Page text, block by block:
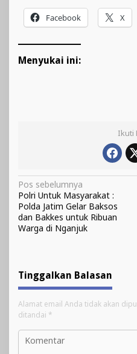
Facebook X
Menyukai ini:
Ikuti
Navigasi
pos
Pos sebelumnya
Polri Untuk Masyarakat :
Polda Jatim Gelar Baksos
dan Bakkes untuk Ribuan
Warga di Nganjuk
Tinggalkan Balasan
Alamat email Anda tidak akan
ditandai *